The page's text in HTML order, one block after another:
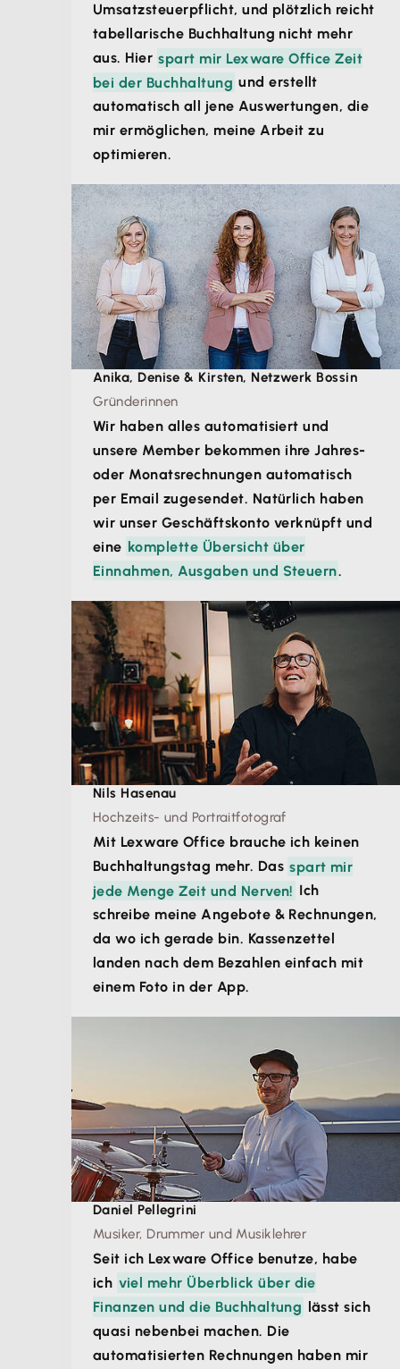
Umsatzsteuerpflicht, und plötzlich reicht
tabellarische Buchhaltung nicht mehr
aus. Hier spart mir Lexware Office Zeit
bei der Buchhaltung und erstellt
automatisch all jene Auswertungen, die
mir ermöglichen, meine Arbeit zu
optimieren.
Anika, Denise & Kirsten, Netzwerk Bossin
Gründerinnen
Wir haben alles automatisiert und
unsere Member bekommen ihre Jahres-
oder Monatsrechnungen automatisch
per Email zugesendet. Natürlich haben
wir unser Geschäftskonto verknüpft und
eine komplette Übersicht über
Einnahmen, Ausgaben und Steuern.
Nils Hasenau
Hochzeits- und Portraitfotograf
Mit Lexware Office brauche ich keinen
Buchhaltungstag mehr. Das spart mir
jede Menge Zeit und Nerven! Ich
schreibe meine Angebote & Rechnungen,
da wo ich gerade bin. Kassenzettel
landen nach dem Bezahlen einfach mit
einem Foto in der App.
Daniel Pellegrini
Musiker, Drummer und Musiklehrer
Seit ich Lexware Office benutze, habe
ich viel mehr Überblick über die
Finanzen und die Buchhaltung lässt sich
quasi nebenbei machen. Die
automatisierten Rechnungen haben mir